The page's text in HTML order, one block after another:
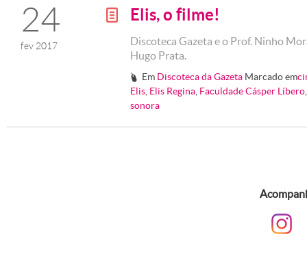
24
fev 2017
g Elis, o filme!
Discoteca Gazeta e o Prof. Ninho
Hugo Prata.
# Em Discoteca da Gazeta Marcado em
Elis Elis Regina Faculdade Cásper Líbero
sonora